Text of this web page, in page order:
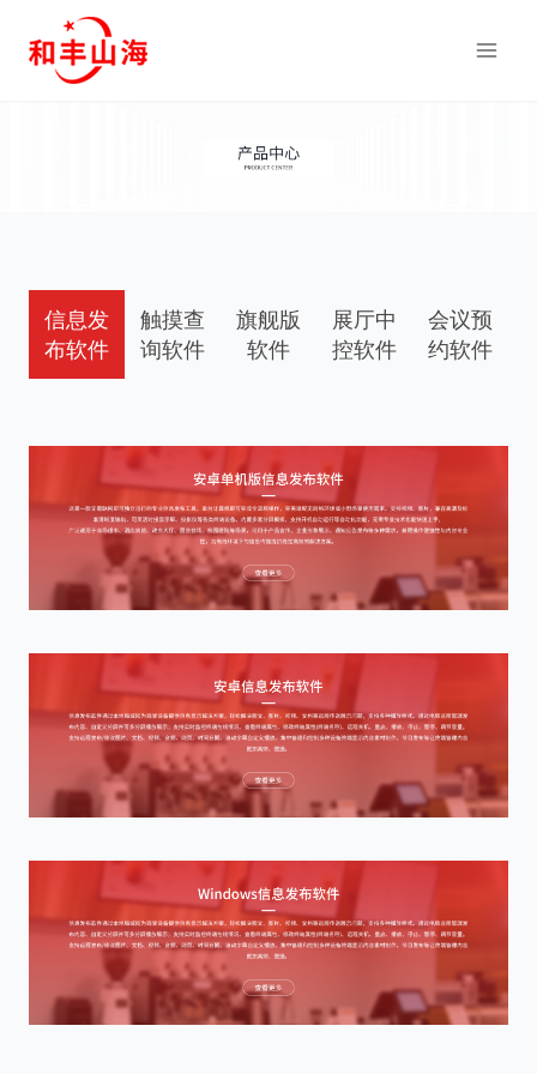
信息发
布软件
触摸查
询软件
旗舰版
软件
展厅中
控软件
会议预
约软件